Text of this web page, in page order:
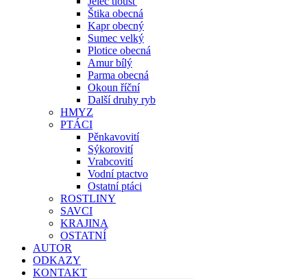
Štika obecná
Kapr obecný
Sumec velký
Plotice obecná
Amur bílý
Parma obecná
Okoun říční
Další druhy ryb
HMYZ
PTÁCI
Pěnkavovití
Sýkorovití
Vrabcovití
Vodní ptactvo
Ostatní ptáci
ROSTLINY
SAVCI
KRAJINA
OSTATNÍ
AUTOR
ODKAZY
KONTAKT